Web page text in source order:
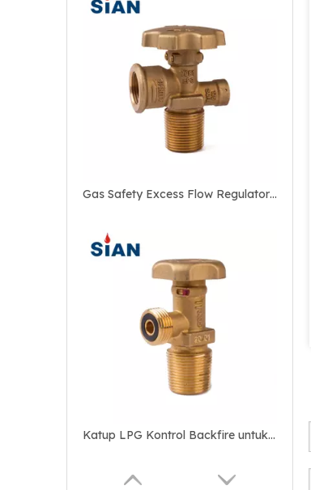
Gas Safety Excess Flow Regulator Gas LPG Valve
Katup LPG Kontrol Backfire untuk Rumah